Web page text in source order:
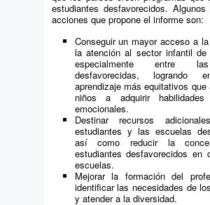
estudiantes desfavorecidos.
acciones que propone el informe son:
Conseguir un mayor acceso a
la atención al sector infantil
especialmente entre
desfavorecidas, logrando
aprendizaje más equitativos que
niños a adquirir
emocionales.
Destinar recursos
estudiantes y las escuelas
así como reducir la
estudiantes desfavorecidos en
escuelas.
Mejorar la formación del
identificar las necesidades de
y atender a la diversidad.